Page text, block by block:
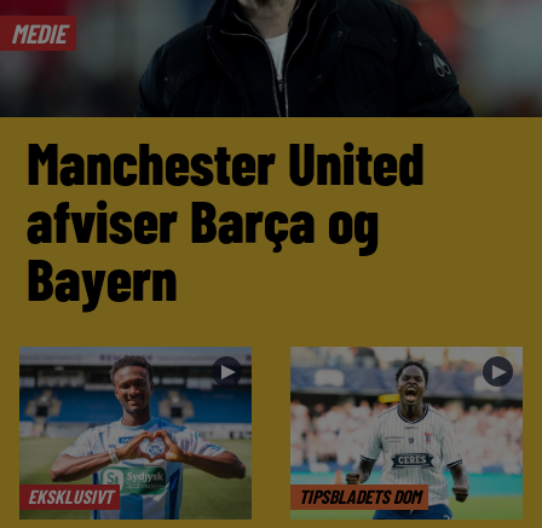
MEDIE
Manchester United
afviser Barça og
Bayern
EKSKLUSIVT
►
TIPSBLADETS DOM
►